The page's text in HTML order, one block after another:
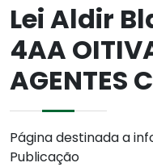
Lei Aldir
4AA
AGENTES
Página destinada a
Publicação